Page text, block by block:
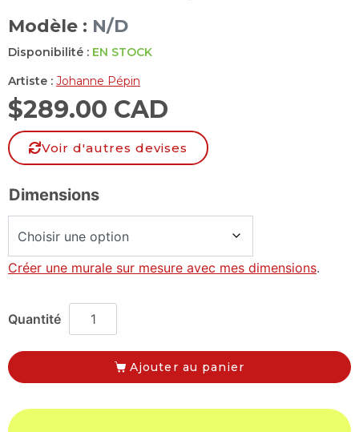
Modèle : N/D
Disponibilité : EN STOCK
Artiste : Johanne Pépin
$289.00 CAD
Voir d'autres devises
Dimensions
Créer une murale sur mesure avec mes dimensions.
Ajouter au panier